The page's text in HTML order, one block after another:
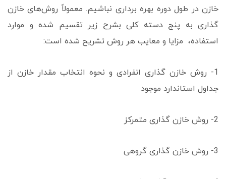
خازن در طول دوره بهره برداری نباشیم. معمولاً روش‌های خازن
گذاری به پنج دسته کلی بشرح زیر تقسیم شده و موارد
استفاده، مزایا و معایب هر روش تشریح شده است:
1- روش خازن گذاری انفرادی و نحوه انتخاب مقدار خازن از
جداول استاندارد موجود
2- روش خازن گذاری متمرکز
3- روش خازن گذاری گروهی